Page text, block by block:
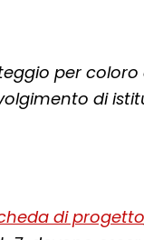
per
di
di progetto